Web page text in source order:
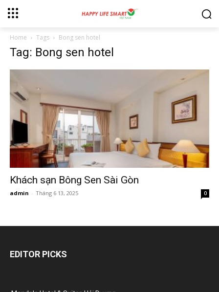
Home Tags Bong sen hotel
Tag: Bong sen hotel
Khách sạn Bông Sen Sài Gòn
admin - Tháng 6 13, 2025 0
EDITOR PICKS